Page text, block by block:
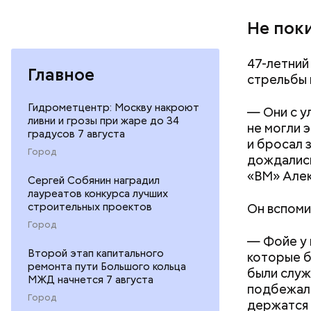
Главное
Гидрометцентр: Москву накроют
ливни и грозы при жаре до 34
градусов 7 августа
Город
Сергей Собянин наградил
лауреатов конкурса лучших
строительных проектов
Город
Второй этап капитального
ремонта пути Большого кольца
МЖД начнется 7 августа
Город
Не
47-
стрельбы
— Они с
не могли
и бросал
«ВМ»
Он
— Фойе у
которые
были
подбежал
держатся